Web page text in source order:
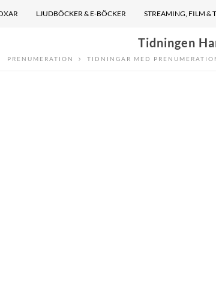
LJUDBÖCKER & E-BÖCKER STREAMING, FILM &
Tidningen
PRENUMERATION TIDNINGAR MED